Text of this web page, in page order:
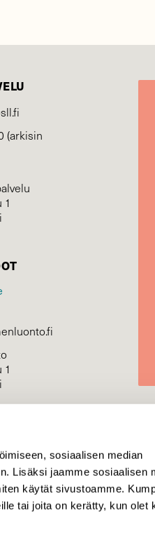
sosiaalisen median
Lisäksi jaamme sosiaalisen
käytät sivustoamme.
tai joita on kerätty, kun olet
(arkisin
1
1